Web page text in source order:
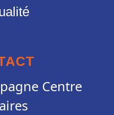
Centre